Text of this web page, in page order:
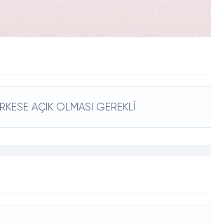
AÇIK OLMASI GEREKLİ